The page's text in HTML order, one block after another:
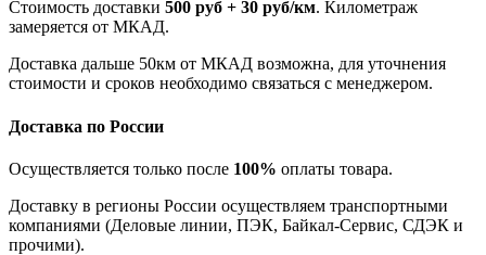
Стоимость доставки 500 руб + 30 руб/км. Километраж
замеряется от МКАД.
Доставка дальше 50км от МКАД возможна, для уточнения
стоимости и сроков необходимо связаться с менеджером.
Доставка по России
Осуществляется только после 100% оплаты товара.
Доставку в регионы России осуществляем транспортными
компаниями (Деловые линии, ПЭК, Байкал-Сервис, СДЭК и
прочими).